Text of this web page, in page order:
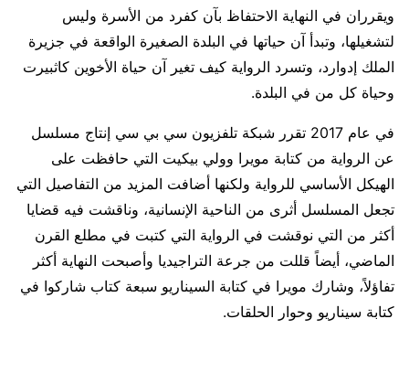
ويقرران في النهاية الاحتفاظ بآن كفرد من الأسرة وليس
لتشغيلها، وتبدأ آن حياتها في البلدة الصغيرة الواقعة في جزيرة
الملك إدوارد، وتسرد الرواية كيف تغير آن حياة الأخوين كاثبيرت
وحياة كل من في البلدة.
في عام 2017 تقرر شبكة تلفزيون سي بي سي إنتاج مسلسل
عن الرواية من كتابة مويرا وولي بيكيت التي حافظت على
الهيكل الأساسي للرواية ولكنها أضافت المزيد من التفاصيل التي
تجعل المسلسل أثرى من الناحية الإنسانية، وناقشت فيه قضايا
أكثر من التي نوقشت في الرواية التي كتبت في مطلع القرن
الماضي، أيضاً قللت من جرعة التراجيديا وأصبحت النهاية أكثر
تفاؤلاً، وشارك مويرا في كتابة السيناريو سبعة كتاب شاركوا في
كتابة سيناريو وحوار الحلقات.